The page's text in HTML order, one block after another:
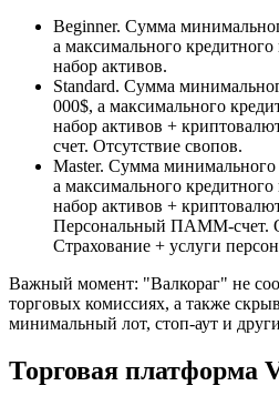
Beginner. Сумма
а максимального
набор активов.
Standard. Сумма
000$, а максимального
набор активов +
счет. Отсутствие свопов.
Master. Сумма минимального
а максимального
набор активов +
Персональный ПАММ-счет.
Страхование + услуги
Важный момент: "Валкораг" не
торговых комиссиях, а также
минимальный лот, стоп-аут и
Торговая платформа